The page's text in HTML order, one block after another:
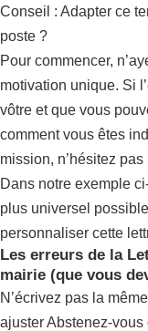
Conseil : Adapter ce
poste ?
Pour commencer,
motivation unique. Si
vôtre et que vous
comment vous êtes
mission, n’hésitez pas
Dans notre exemple
plus universel
personnaliser cette
Les erreurs de la
mairie (que vous
N’écrivez pas la
ajuster Abstenez-